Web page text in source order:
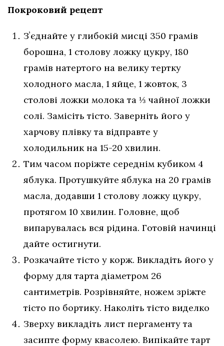
Покроковий рецепт
Зʼєднайте у глибокій мисці 350 грамів
борошна, 1 столову ложку цукру, 180
грамів натертого на велику тертку
холодного масла, 1 яйце, 1 жовток, 3
столові ложки молока та ⅓ чайної ложки
солі. Замісіть тісто. Заверніть його у
харчову плівку та відправте у
холодильник на 15-20 хвилин.
Тим часом поріжте середнім кубиком 4
яблука. Протушкуйте яблука на 20 грамів
масла, додавши 1 столову ложку цукру,
протягом 10 хвилин. Головне, щоб
випарувалась вся рідина. Готовій начинці
дайте остигнути.
Розкачайте тісто у корж. Викладіть його у
форму для тарта діаметром 26
сантиметрів. Розрівняйте, ножем зріжте
тісто по бортику. Наколіть тісто виделко
Зверху викладіть лист пергаменту та
засипте форму квасолею. Випікайте тарт